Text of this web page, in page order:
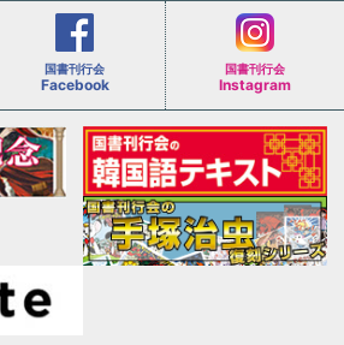
国書刊行会
Facebook
国書刊行会
Instagram